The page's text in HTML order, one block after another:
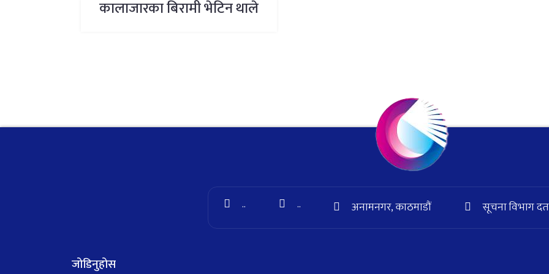
कालाजारका बिरामी भेटिन थाले
.. .. अनामनगर, काठमाडौं सूचना विभाग
जोडिनुहोस